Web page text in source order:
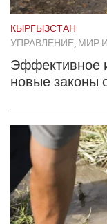
КЫРГЫЗСТАН
УПРАВЛЕНИЕ, МИР
Эффективное
новые законы